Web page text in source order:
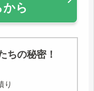
から
ちの秘密！